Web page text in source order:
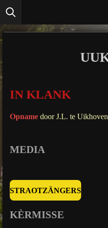
Ga
direct
naar
IN KLANK
Opname door J.L. te
MEDIA
STRAOTZÄNGERS
KÈRMISSE